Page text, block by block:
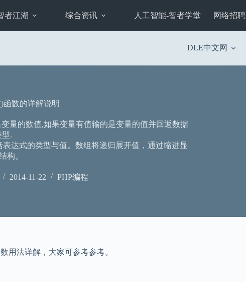
者江湖 综合资讯 人工智能-智者学堂 网络招聘
DLE中文网
函数的详解说明
量的数值,如果变量有值输的是变量的值并回返数据
型.
达式的类型与值。数组将递归展开值，通过缩进显
构。
2014-11-22 PHP编程
用法详解，大家可参考参考。